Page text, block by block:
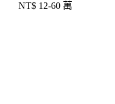
NT$ 12-60 萬